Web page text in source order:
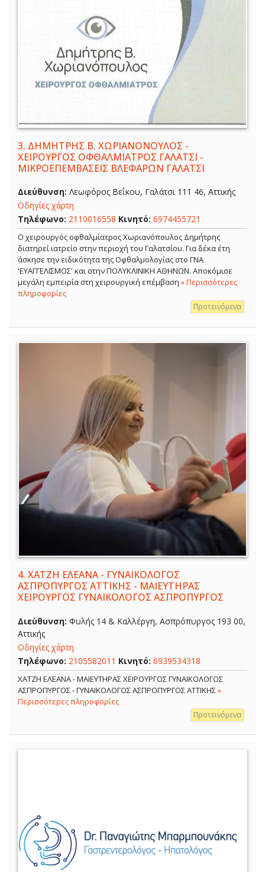
3. ΔΗΜΗΤΡΗΣ Β. ΧΩΡΙΑΝΟΝΟΥΛΟΣ -
ΧΕΙΡΟΥΡΓΟΣ ΟΦΘΑΛΜΙΑΤΡΟΣ ΓΑΛΑΤΣΙ -
ΜΙΚΡΟΕΠΕΜΒΑΣΕΙΣ ΒΛΕΦΑΡΩΝ ΓΑΛΑΤΣΙ
Διεύθυνση: Λεωφόρος Βεΐκου, Γαλάτσι 111 46, Αττικής
Οδηγίες χάρτη
Τηλέφωνο: 2110016558 Κινητό: 6974455721
Ο χειρουργός οφθαλμίατρος Χωριανόπουλος Δημήτρης
διατηρεί ιατρείο στην περιοχή του Γαλατσίου. Για δέκα έτη
άσκησε την ειδικότητα της Οφθαλμολογίας στο ΓΝΑ
'ΕΥΑΓΓΕΛΙΣΜΟΣ' και στην ΠΟΛΥΚΛΙΝΙΚΗ ΑΘΗΝΩΝ. Αποκόμισε
μεγάλη εμπειρία στη χειρουργική επέμβαση » Περισσότερες
πληροφορίες
Προτεινόμενα
4. ΧΑΤΖΗ ΕΛΕΑΝΑ - ΓΥΝΑΙΚΟΛΟΓΟΣ
ΑΣΠΡΟΠΥΡΓΟΣ ΑΤΤΙΚΗΣ - ΜΑΙΕΥΤΗΡΑΣ
ΧΕΙΡΟΥΡΓΟΣ ΓΥΝΑΙΚΟΛΟΓΟΣ ΑΣΠΡΟΠΥΡΓΟΣ
Διεύθυνση: Φυλής 14 & Καλλέργη, Ασπρόπυργος 193 00,
Αττικής
Οδηγίες χάρτη
Τηλέφωνο: 2105582011 Κινητό: 6939534318
ΧΑΤΖΗ ΕΛΕΑΝΑ - ΜΑΙΕΥΤΗΡΑΣ ΧΕΙΡΟΥΡΓΟΣ ΓΥΝΑΙΚΟΛΟΓΟΣ
ΑΣΠΡΟΠΥΡΓΟΣ - ΓΥΝΑΙΚΟΛΟΓΟΣ ΑΣΠΡΟΠΥΡΓΟΣ ΑΤΤΙΚΗΣ»
Περισσότερες πληροφορίες
Προτεινόμενα